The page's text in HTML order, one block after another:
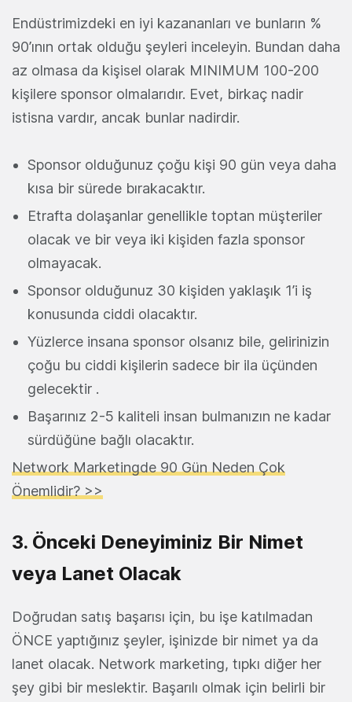
Endüstrimizdeki en iyi kazananları ve bunların %
90’ının ortak olduğu şeyleri inceleyin. Bundan daha
az olmasa da kişisel olarak MINIMUM 100-200
kişilere sponsor olmalarıdır. Evet, birkaç nadir
istisna vardır, ancak bunlar nadirdir.
Sponsor olduğunuz çoğu kişi 90 gün veya daha
kısa bir sürede bırakacaktır.
Etrafta dolaşanlar genellikle toptan müşteriler
olacak ve bir veya iki kişiden fazla sponsor
olmayacak.
Sponsor olduğunuz 30 kişiden yaklaşık 1’i iş
konusunda ciddi olacaktır.
Yüzlerce insana sponsor olsanız bile, gelirinizin
çoğu bu ciddi kişilerin sadece bir ila üçünden
gelecektir .
Başarınız 2-5 kaliteli insan bulmanızın ne kadar
sürdüğüne bağlı olacaktır.
Network Marketingde 90 Gün Neden Çok
Önemlidir? >>
3. Önceki Deneyiminiz Bir Nimet
veya Lanet Olacak
Doğrudan satış başarısı için, bu işe katılmadan
ÖNCE yaptığınız şeyler, işinizde bir nimet ya da
lanet olacak. Network marketing, tıpkı diğer her
şey gibi bir meslektir. Başarılı olmak için belirli bir